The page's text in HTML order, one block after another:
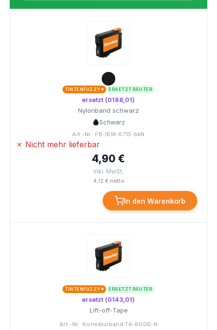
TINTENFUZZY® ERSETZT REUTER
ersetzt (0188,01)
Nylonband schwarz
Schwarz
Art.-Nr.: FB-IBM-6715-bkN
✗ Nicht mehr lieferbar
4,90 €
inkl. MwSt.
4,12 € netto
In den Warenkorb
TINTENFUZZY® ERSETZT REUTER
ersetzt (0143,01)
Lift-off-Tape
Art.-Nr.: Korrekturband-TA-8008-N